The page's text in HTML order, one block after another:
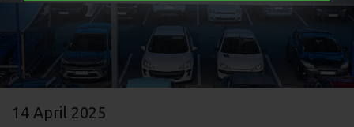
14 April 2025